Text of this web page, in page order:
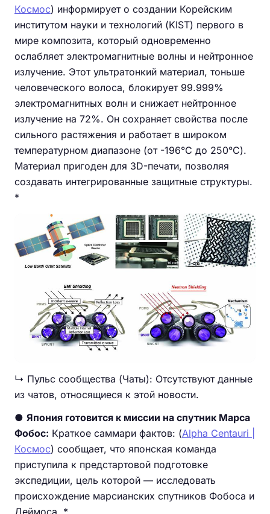
Космос) информирует о создании Корейским
институтом науки и технологий (KIST) первого в
мире композита, который одновременно
ослабляет электромагнитные волны и нейтронное
излучение. Этот ультратонкий материал, тоньше
человеческого волоса, блокирует 99.999%
электромагнитных волн и снижает нейтронное
излучение на 72%. Он сохраняет свойства после
сильного растяжения и работает в широком
температурном диапазоне (от -196°C до 250°C).
Материал пригоден для 3D-печати, позволяя
создавать интегрированные защитные структуры.
*
↳ Пульс сообщества (Чаты): Отсутствуют данные
из чатов, относящиеся к этой новости.
● Япония готовится к миссии на спутник Марса
Фобос: Краткое саммари фактов: (Alpha Centauri |
Космос) сообщает, что японская команда
приступила к предстартовой подготовке
экспедиции, цель которой — исследовать
происхождение марсианских спутников Фобоса и
Деймоса. *